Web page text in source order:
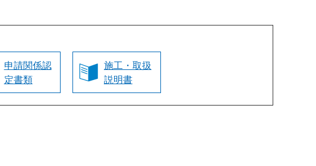
申請関係認
定書類
施工・取扱
説明書